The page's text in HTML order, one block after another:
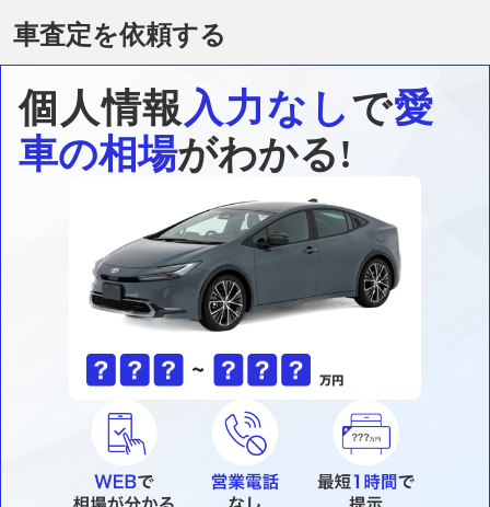
車査定を依頼する
個人情報入力なしで愛
車の相場がわかる!